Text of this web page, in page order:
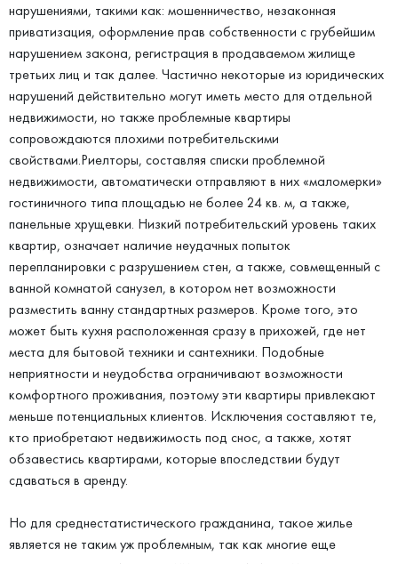
нарушениями, такими как: мошенничество, незаконная
приватизация, оформление прав собственности с грубейшим
нарушением закона, регистрация в продаваемом жилище
третьих лиц и так далее. Частично некоторые из юридических
нарушений действительно могут иметь место для отдельной
недвижимости, но также проблемные квартиры
сопровождаются плохими потребительскими
свойствами.Риелторы, составляя списки проблемной
недвижимости, автоматически отправляют в них «маломерки»
гостиничного типа площадью не более 24 кв. м, а также,
панельные хрущевки. Низкий потребительский уровень таких
квартир, означает наличие неудачных попыток
перепланировки с разрушением стен, а также, совмещенный с
ванной комнатой санузел, в котором нет возможности
разместить ванну стандартных размеров. Кроме того, это
может быть кухня расположенная сразу в прихожей, где нет
места для бытовой техники и сантехники. Подобные
неприятности и неудобства ограничивают возможности
комфортного проживания, поэтому эти квартиры привлекают
меньше потенциальных клиентов. Исключения составляют те,
кто приобретают недвижимость под снос, а также, хотят
обзавестись квартирами, которые впоследствии будут
сдаваться в аренду.
Но для среднестатистического гражданина, такое жилье
является не таким уж проблемным, так как многие еще